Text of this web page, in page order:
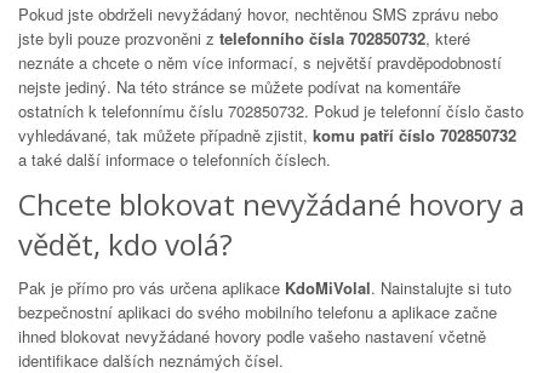
Pokud jste obdrželi nevyžádaný hovor, nechtěnou SMS zprávu nebo
jste byli pouze prozvoněni z telefonního čísla 702850732, které
neznáte a chcete o něm více informací, s největší pravděpodobností
nejste jediný. Na této stránce se můžete podívat na komentáře
ostatních k telefonnímu číslu 702850732. Pokud je telefonní číslo často
vyhledávané, tak můžete případně zjistit, komu patří číslo 702850732
a také další informace o telefonních číslech.
Chcete blokovat nevyžádané hovory a
vědět, kdo volá?
Pak je přímo pro vás určena aplikace KdoMiVolal. Nainstalujte si tuto
bezpečnostní aplikaci do svého mobilního telefonu a aplikace začne
ihned blokovat nevyžádané hovory podle vašeho nastavení včetně
identifikace dalších neznámých čísel.